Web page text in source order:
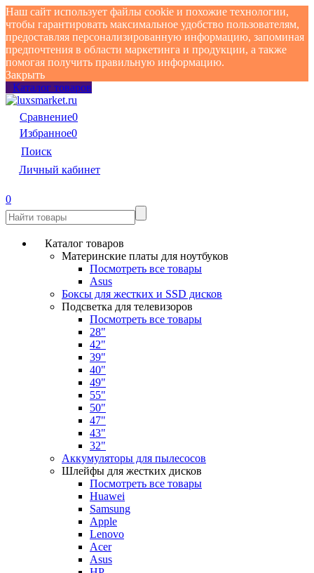
Наш сайт использует файлы cookie и похожие технологии,
чтобы гарантировать максимальное удобство пользователям,
предоставляя персонализированную информацию, запоминая
предпочтения в области маркетинга и продукции, а также
помогая получить правильную информацию.
Закрыть
Каталог товаров
Сравнение0
Избранное0
Поиск
Личный кабинет
0
Каталог товаров
Материнские платы для ноутбуков
Посмотреть все товары
Asus
Боксы для жестких и SSD дисков
Подсветка для телевизоров
Посмотреть все товары
28"
42"
39"
40"
49"
55"
50"
47"
43"
32"
Аккумуляторы для пылесосов
Шлейфы для жестких дисков
Посмотреть все товары
Huawei
Samsung
Apple
Lenovo
Acer
Asus